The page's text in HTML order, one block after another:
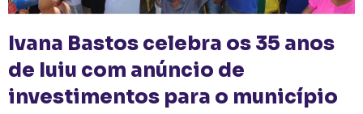
Ivana Bastos celebra os 35 anos
de Iuiu com anúncio de
investimentos para o município